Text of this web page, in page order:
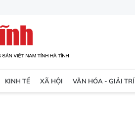
KINH TẾ XÃ HỘI VĂN HÓA - GIẢI TRÍ